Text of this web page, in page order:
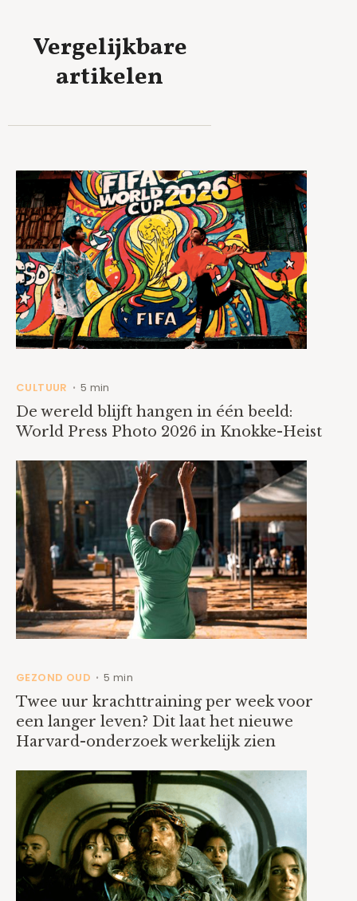
Vergelijkbare
artikelen
CULTUUR • 5 min
De wereld blijft hangen in één beeld:
World Press Photo 2026 in Knokke-Heist
GEZOND OUD • 5 min
Twee uur krachttraining per week voor
een langer leven? Dit laat het nieuwe
Harvard-onderzoek werkelijk zien